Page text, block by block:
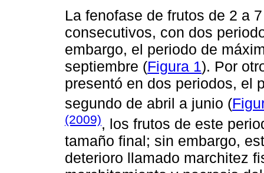
La fenofase de frutos de 2 a
consecutivos, con dos
embargo, el periodo de
septiembre (Figura 1). Por
presentó en dos periodos, el
segundo de abril a junio (
(2009), los frutos de este
tamaño final; sin embargo,
deterioro llamado marchitez